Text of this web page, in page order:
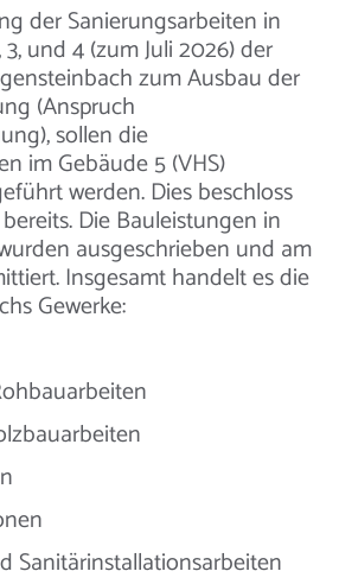
der Sanierungsarbeiten in
und 4 (zum Juli 2026) der
zum Ausbau der
(Anspruch
sollen die
im Gebäude 5 (VHS)
werden. Dies beschloss
Die Bauleistungen in
ausgeschrieben und am
Insgesamt handelt es die
Gewerke:
Sanitärinstallationsarbeiten